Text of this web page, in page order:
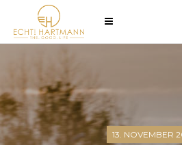
13. NOVEMBER